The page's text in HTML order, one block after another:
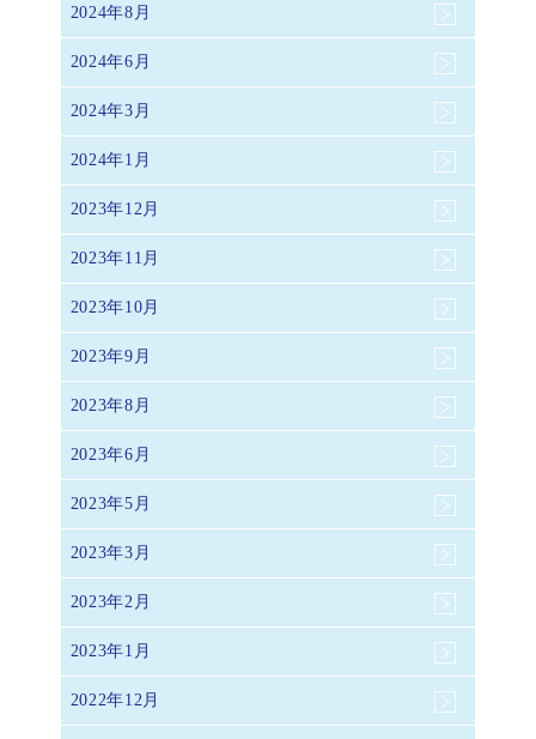
2024年8月
2024年6月
2024年3月
2024年1月
2023年12月
2023年11月
2023年10月
2023年9月
2023年8月
2023年6月
2023年5月
2023年3月
2023年2月
2023年1月
2022年12月